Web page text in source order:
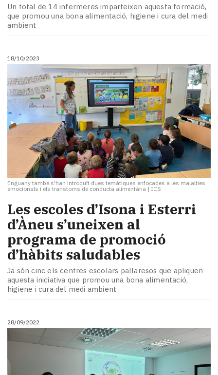
Un total de 14 infermeres imparteixen aquesta formació,
que promou una bona alimentació, higiene i cura del medi
ambient
18/10/2023
Enguany també s'han introduït dues temàtiques enfocades a les malalties
emocionals i els transtorns de conducta alimentària | ICS
Les escoles d’Isona i Esterri
d’Àneu s’uneixen al
programa de promoció
d’hàbits saludables
Ja són cinc els centres escolars pallaresos que apliquen
aquesta iniciativa que promou una bona alimentació,
higiene i cura del medi ambient
28/09/2022